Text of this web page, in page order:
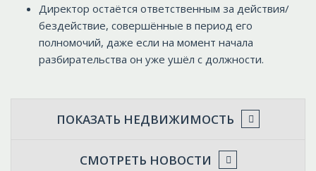
Директор остаётся ответственным за действия/
бездействие, совершённые в период его
полномочий, даже если на момент начала
разбирательства он уже ушёл с должности.
ПОКАЗАТЬ НЕДВИЖИМОСТЬ
СМОТРЕТЬ НОВОСТИ